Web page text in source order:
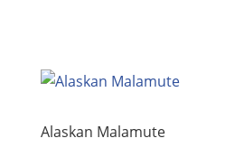
Alaskan Malamute